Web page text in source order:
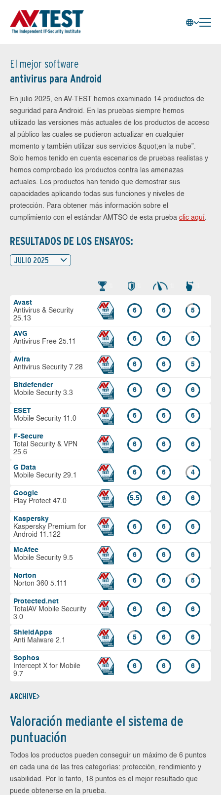
El mejor software
antivirus para Android
En julio 2025, en AV-TEST hemos examinado 14 productos de
seguridad para Android. En las pruebas siempre hemos
utilizado las versiones más actuales de los productos de acceso
al público las cuales se pudieron actualizar en cualquier
momento y también utilizar sus servicios &quot;en la nube”.
Solo hemos tenido en cuenta escenarios de pruebas realistas y
hemos comprobado los productos contra las amenazas
actuales. Los productos han tenido que demostrar sus
capacidades aplicando todas sus funciones y niveles de
protección. Para obtener más información sobre el
cumplimiento con el estándar AMTSO de esta prueba clic aquí.
RESULTADOS DE LOS ENSAYOS:
JULIO 2025
Avast
Antivirus & Security
25.13
6 6 5
AVG
Antivirus Free 25.11
6 6 5
Avira
Antivirus Security 7.28
6 6 5
Bitdefender
Mobile Security 3.3
6 6 6
ESET
Mobile Security 11.0
6 6 6
F-Secure
Total Security & VPN
25.6
6 6 6
G Data
Mobile Security 29.1
6 6 4
Google
Play Protect 47.0
5.5 6 6
Kaspersky
Kaspersky Premium for
Android 11.122
6 6 6
McAfee
Mobile Security 9.5
6 6 6
Norton
Norton 360 5.111
6 6 5
Protected.net
TotalAV Mobile Security
3.0
6 6 6
ShieldApps
Anti Malware 2.1
5 6 6
Sophos
Intercept X for Mobile
9.7
6 6 6
ARCHIVE
Valoración mediante el sistema de
puntuación
Todos los productos pueden conseguir un máximo de 6 puntos
en cada una de las tres categorías: protección, rendimiento y
usabilidad. Por lo tanto, 18 puntos es el mejor resultado que
puede obtenerse en la prueba.